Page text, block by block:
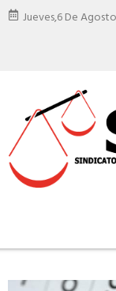
Jueves,6 De